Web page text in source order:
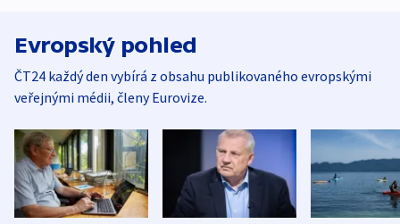
Evropský pohled
ČT24 každý den vybírá z obsahu publikovaného evropskými
veřejnými médii, členy Eurovize.